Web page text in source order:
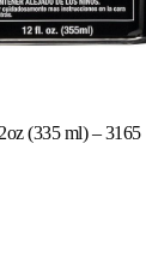
(335 ml) – 3165